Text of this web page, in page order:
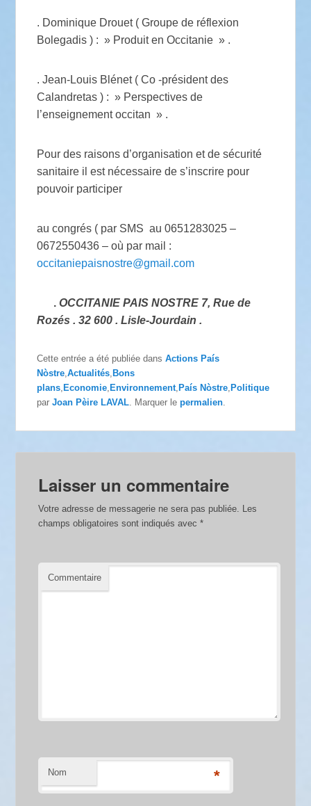
. Dominique Drouet ( Groupe de réflexion
Bolegadis ) : » Produit en Occitanie » .
. Jean-Louis Blénet ( Co -président des
Calandretas ) : » Perspectives de
l’enseignement occitan » .
Pour des raisons d’organisation et de sécurité
sanitaire il est nécessaire de s’inscrire pour
pouvoir participer
au congrés ( par SMS au 0651283025 –
0672550436 – où par mail :
occitaniepaisnostre@gmail.com
. OCCITANIE PAIS NOSTRE 7, Rue de
Rozés . 32 600 . Lisle-Jourdain .
Cette entrée a été publiée dansActions País
Nòstre ,Actualités Bons
plans Economie Environnement País Nòstre Politique
parJoan Pèire LAVAL . Marquer lepermalien
Laisser un commentaire
Votre adresse de messagerie ne sera pas publiée.
Les
champs obligatoires sont indiqués avec*
Commentaire
Nom *